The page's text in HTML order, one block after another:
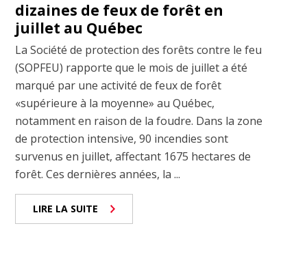
dizaines de feux de forêt en
juillet au Québec
La Société de protection des forêts contre le feu
(SOPFEU) rapporte que le mois de juillet a été
marqué par une activité de feux de forêt
«supérieure à la moyenne» au Québec,
notamment en raison de la foudre. Dans la zone
de protection intensive, 90 incendies sont
survenus en juillet, affectant 1675 hectares de
forêt. Ces dernières années, la ...
LIRE LA SUITE